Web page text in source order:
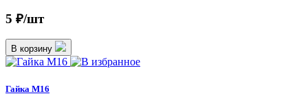
5 ₽/шт
В корзину
Гайка М16